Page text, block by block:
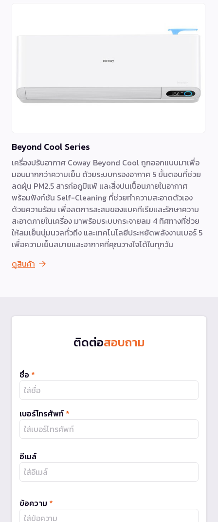
Beyond Cool Series
เครื่องปรับอากาศ Coway Beyond Cool ถูกออกแบบมาเพื่อ
มอบมากกว่าความเย็น ด้วยระบบกรองอากาศ 5 ขั้นตอนที่ช่วย
ลดฝุ่น PM2.5 สารก่อภูมิแพ้ และสิ่งปนเปื้อนภายในอากาศ
พร้อมฟังก์ชัน Self-Cleaning ที่ช่วยทำความสะอาดตัวเอง
ด้วยความร้อน เพื่อลดการสะสมของแบคทีเรียและรักษาความ
สะอาดภายในเครื่อง มาพร้อมระบบกระจายลม 4 ทิศทางที่ช่วย
ให้ลมเย็นนุ่มนวลทั่วถึง และเทคโนโลยีประหยัดพลังงานเบอร์ 5
เพื่อความเย็นสบายและอากาศที่คุณวางใจได้ในทุกวัน
ดูสินค้า
ติดต่อสอบถาม
ชื่อ *
เบอร์โทรศัพท์ *
อีเมล์
ข้อความ *